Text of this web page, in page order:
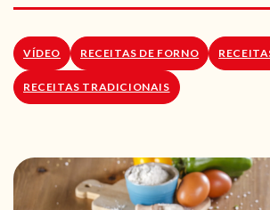
RECEITAS
SOBRE NÓS
LOJA ONLINE
VÍDEO RECEITAS DE FORNO
RECEITAS TRADICIONAIS